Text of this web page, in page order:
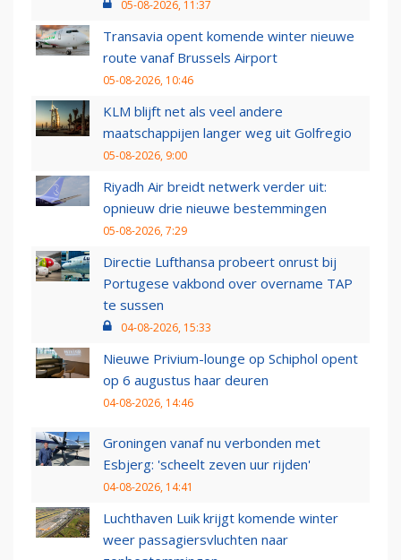
05-08-2026, 11:37
Transavia opent komende winter nieuwe
route vanaf Brussels Airport
05-08-2026, 10:46
KLM blijft net als veel andere
maatschappijen langer weg uit Golfregio
05-08-2026, 9:00
Riyadh Air breidt netwerk verder uit:
opnieuw drie nieuwe bestemmingen
05-08-2026, 7:29
Directie Lufthansa probeert onrust bij
Portugese vakbond over overname TAP
te sussen
04-08-2026, 15:33
Nieuwe Privium-lounge op Schiphol opent
op 6 augustus haar deuren
04-08-2026, 14:46
Groningen vanaf nu verbonden met
Esbjerg: 'scheelt zeven uur rijden'
04-08-2026, 14:41
Luchthaven Luik krijgt komende winter
weer passagiersvluchten naar